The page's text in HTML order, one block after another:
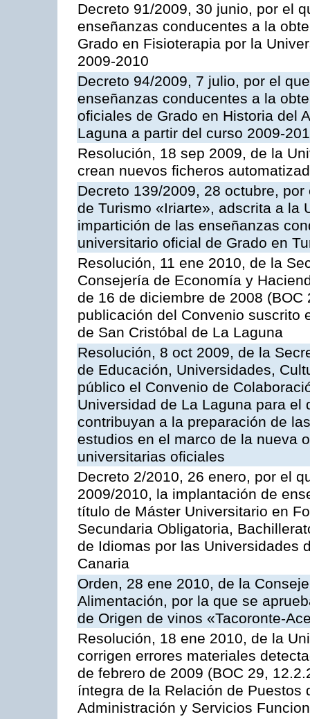
Decreto 91/2009, 30 junio, por el
enseñanzas conducentes a la
Grado en Fisioterapia por la
2009-2010
Decreto 94/2009, 7 julio, por el
enseñanzas conducentes a la
oficiales de Grado en Historia del
Laguna a partir del curso 2009-
Resolución, 18 sep 2009, de la
crean nuevos ficheros
Decreto 139/2009, 28 octubre,
de Turismo «Iriarte», adscrita a la
impartición de las enseñanzas
universitario oficial de Grado en
Resolución, 11 ene 2010, de la
Consejería de Economía y
de 16 de diciembre de 2008
publicación del Convenio suscrito
de San Cristóbal de La Laguna
Resolución, 8 oct 2009, de la
de Educación, Universidades,
público el Convenio de
Universidad de La Laguna para
contribuyan a la preparación de
estudios en el marco de la nueva
universitarias oficiales
Decreto 2/2010, 26 enero, por el
2009/2010, la implantación de
título de Máster Universitario en
Secundaria Obligatoria,
de Idiomas por las Universidades
Canaria
Orden, 28 ene 2010, de la
Alimentación, por la que se
de Origen de vinos «Tacoronte-
Resolución, 18 ene 2010, de la
corrigen errores materiales
de febrero de 2009 (BOC 29,
íntegra de la Relación de Puestos
Administración y Servicios